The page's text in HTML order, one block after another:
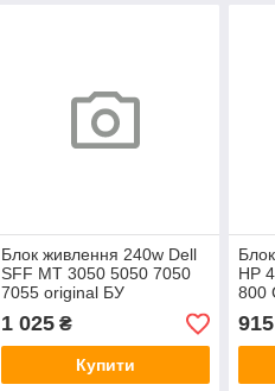
Блок живлення 240w Dell
SFF MT 3050 5050 7050
7055 original БУ
1 025₴
Купити
HP
800
915